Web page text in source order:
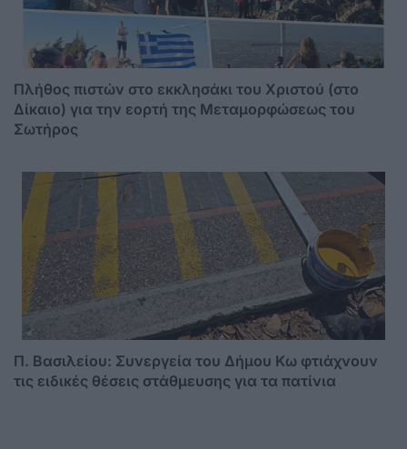
Πλήθος πιστών στο εκκλησάκι του Χριστού (στο
Δίκαιο) για την εορτή της Μεταμορφώσεως του
Σωτήρος
Π. Βασιλείου: Συνεργεία του Δήμου Κω φτιάχνουν
τις ειδικές θέσεις στάθμευσης για τα πατίνια